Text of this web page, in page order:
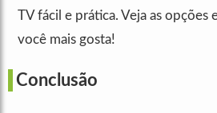
TV fácil e prática. Veja as opções
você mais gosta!
Conclusão